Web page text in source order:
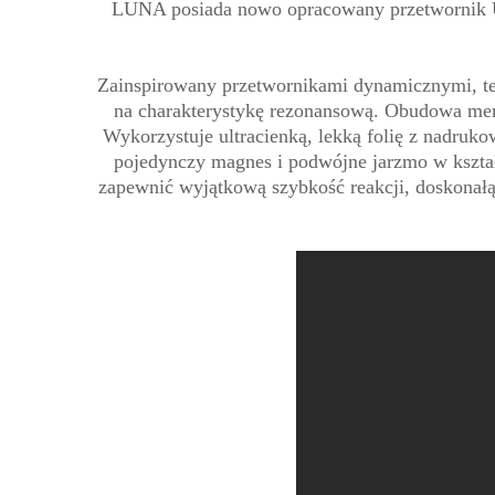
LUNA posiada nowo opracowany
Zainspirowany przetwornikami dynamicznymi,
na charakterystykę rezonansową. Obudowa
Wykorzystuje ultracienką, lekką folię z
pojedynczy magnes i podwójne jarzmo w
zapewnić wyjątkową szybkość reakcji,